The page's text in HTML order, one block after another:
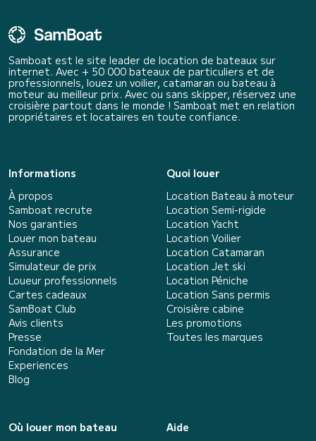
Samboat est le site leader de location de bateaux sur
internet. Avec + 50 000 bateaux de particuliers et de
professionnels, louez un voilier, catamaran ou bateau à
moteur au meilleur prix. Avec ou sans skipper, réservez une
croisière partout dans le monde ! Samboat met en relation
propriétaires et locataires en toute confiance.
Informations
À propos
Samboat recrute
Nos garanties
Louer mon bateau
Assurance
Simulateur de prix
Loueur professionnels
Cartes cadeaux
SamBoat Club
Avis clients
Presse
Fondation de la Mer
Experiences
Blog
Quoi louer
Location Bateau à moteur
Location Semi-rigide
Location Yacht
Location Voilier
Location Catamaran
Location Jet ski
Location Péniche
Location Sans permis
Croisière cabine
Les promotions
Toutes les marques
Où louer mon bateau
Aide